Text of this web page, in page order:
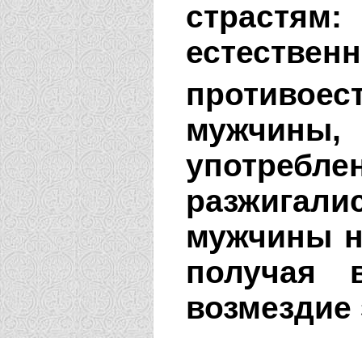
мужчины,
мужчины
получая
возмездие